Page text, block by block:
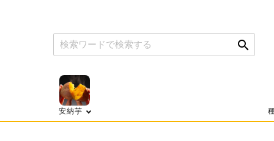
search
安納芋